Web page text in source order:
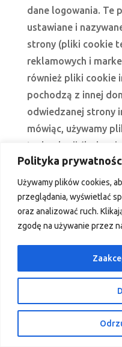
Polityka
Używamyplikówcookies,
przeglądania, wyświetlać
oraz analizować ruch.
zgodę na używanie przez
dane logowania. Te
ustawiane i
strony (pliki cookie
reklamowych i
również pliki cookie
pochodzą z innej
odwiedzanej strony
mówiąc, używamy
technologii
Ściśle
Te pliki cookie są
funkcjonowania
być wyłączone w
zazwyczaj
działania
które sprowadzają
takie jak ustawienie
logowanie lub
ostrzegała o tych